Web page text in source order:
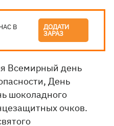
В ДОДАТИ
ЗАРАЗ
Всемирный день
День
шоколадного
очков.